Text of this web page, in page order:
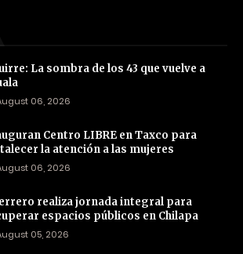
La sombra de los 43 que vuelve a
06, 2026
Centro LIBRE en Taxco para
la atención a las mujeres
06, 2026
realiza jornada integral para
espacios públicos en Chilapa
05, 2026